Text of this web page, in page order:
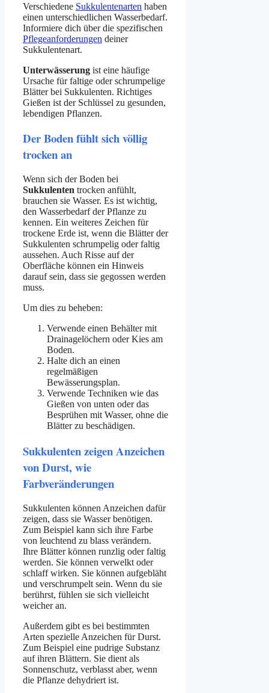
Verschiedene Sukkulentenarten haben
einen unterschiedlichen Wasserbedarf.
Informiere dich über die spezifischen
Pflegeanforderungen deiner
Sukkulentenart.
Unterwässerung ist eine häufige
Ursache für faltige oder schrumpelige
Blätter bei Sukkulenten. Richtiges
Gießen ist der Schlüssel zu gesunden,
lebendigen Pflanzen.
Der Boden fühlt sich völlig
trocken an
Wenn sich der Boden bei
Sukkulenten trocken anfühlt,
brauchen sie Wasser. Es ist wichtig,
den Wasserbedarf der Pflanze zu
kennen. Ein weiteres Zeichen für
trockene Erde ist, wenn die Blätter der
Sukkulenten schrumpelig oder faltig
aussehen. Auch Risse auf der
Oberfläche können ein Hinweis
darauf sein, dass sie gegossen werden
muss.
Um dies zu beheben:
Verwende einen Behälter mit
Drainagelöchern oder Kies am
Boden.
Halte dich an einen
regelmäßigen
Bewässerungsplan.
Verwende Techniken wie das
Gießen von unten oder das
Besprühen mit Wasser, ohne die
Blätter zu beschädigen.
Sukkulenten zeigen Anzeichen
von Durst, wie
Farbveränderungen
Sukkulenten können Anzeichen dafür
zeigen, dass sie Wasser benötigen.
Zum Beispiel kann sich ihre Farbe
von leuchtend zu blass verändern.
Ihre Blätter können runzlig oder faltig
werden. Sie können verwelkt oder
schlaff wirken. Sie können aufgebläht
und verschrumpelt sein. Wenn du sie
berührst, fühlen sie sich vielleicht
weicher an.
Außerdem gibt es bei bestimmten
Arten spezielle Anzeichen für Durst.
Zum Beispiel eine pudrige Substanz
auf ihren Blättern. Sie dient als
Sonnenschutz, verblasst aber, wenn
die Pflanze dehydriert ist.